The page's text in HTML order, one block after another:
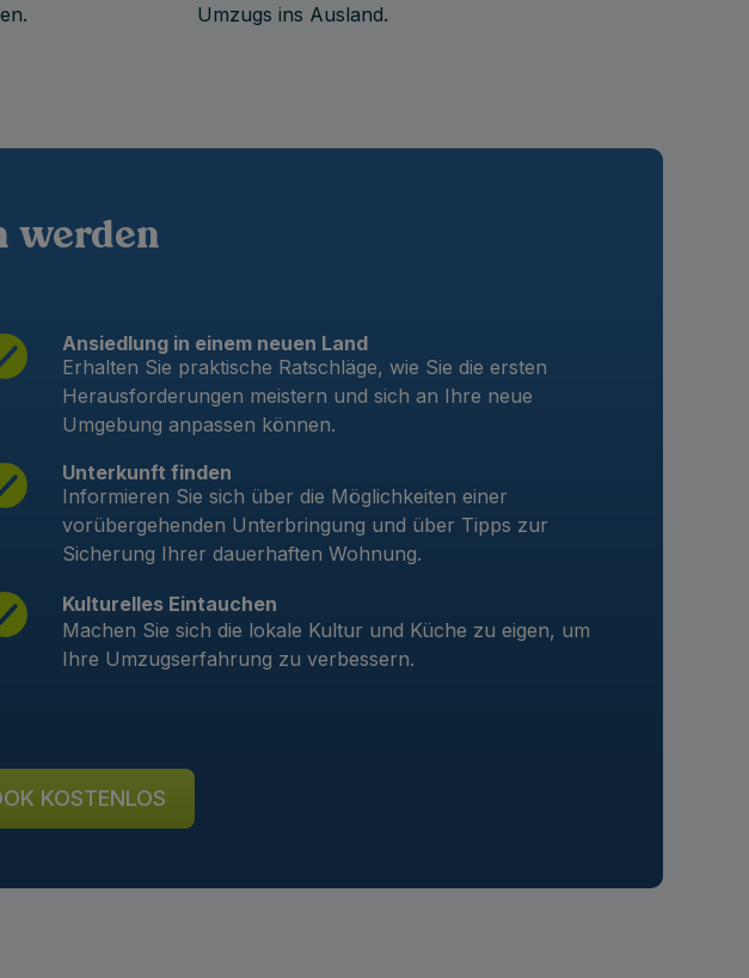
Umzugs ins Ausland.
werden
Ansiedlung in einem neuen Land
Erhalten Sie praktische Ratschläge, wie Sie die ersten
Herausforderungen meistern und sich an Ihre neue
Umgebung anpassen können.
Unterkunft finden
Informieren Sie sich über die Möglichkeiten einer
vorübergehenden Unterbringung und über Tipps zur
Sicherung Ihrer dauerhaften Wohnung.
Kulturelles Eintauchen
Machen Sie sich die lokale Kultur und Küche zu eigen, um
Ihre Umzugserfahrung zu verbessern.
KOSTENLOS